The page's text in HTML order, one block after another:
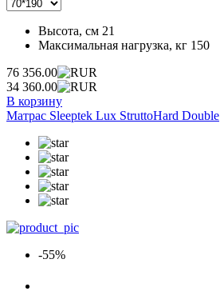
Высота, см 21
Максимальная нагрузка, кг 150
76 356.00
34 360.00
В корзину
Матрас Sleeptek Lux StruttoHard Double
-55%